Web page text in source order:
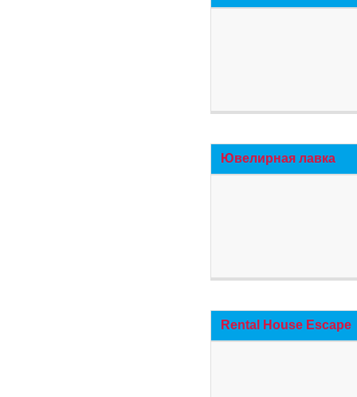
Ювелирная лавка
Rental House Escape